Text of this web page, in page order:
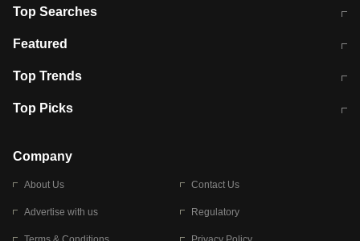
Top Searches
मुंबई में लगे 'जेन जी' के पोस्टर, लिखा- 'मैं
Featured
10 अगस्त को विधानसभा का घेराव करेंगे
Top Trends
RBI का नया नियम: अब बैंकों को अपनी सभी
Top Picks
बारिश की चेतावनी
Company
About Us Contact Us
Advertise with us Regulatory